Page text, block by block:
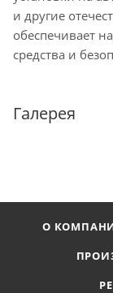
и другие
обеспечивает
средства и
Галерея
О